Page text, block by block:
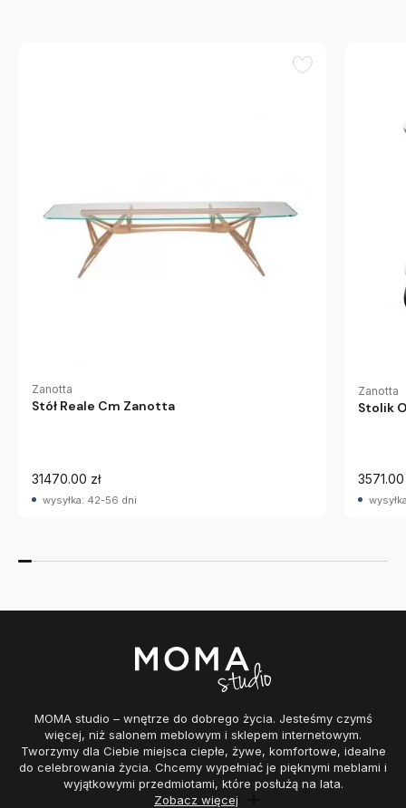
Zanotta
Stół Reale Cm Zanotta
31470.00 zł
wysyłka: 42-56 dni
Zanotta
Stolik
3571.00
MOMA studio – wnętrze do dobrego życia. Jesteśmy czymś
więcej, niż salonem meblowym i sklepem internetowym.
Tworzymy dla Ciebie miejsca ciepłe, żywe, komfortowe, idealne
do celebrowania życia. Chcemy wypełniać je pięknymi meblami i
wyjątkowymi przedmiotami, które posłużą na lata.
Zobacz więcej